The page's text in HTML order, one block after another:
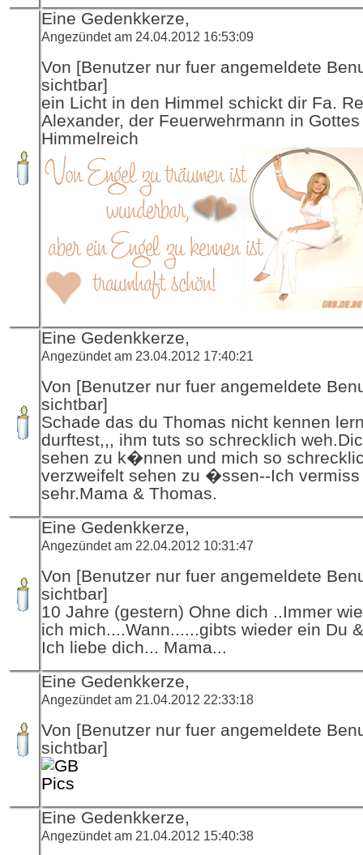
Eine Gedenkkerze,
Angezündet am 24.04.2012 16:53:09
Von [Benutzer nur fuer angemeldete
sichtbar]
ein Licht in den Himmel schickt dir Fa.
Alexander, der Feuerwehrmann in Gottes
Himmelreich
Eine Gedenkkerze,
Angezündet am 23.04.2012 17:40:21
Von [Benutzer nur fuer angemeldete
sichtbar]
Schade das du Thomas nicht kennen
durftest,,, ihm tuts so schrecklich
sehen zu k�nnen und mich so
verzweifelt sehen zu �ssen--Ich
sehr.Mama & Thomas.
Eine Gedenkkerze,
Angezündet am 22.04.2012 10:31:47
Von [Benutzer nur fuer angemeldete
sichtbar]
10 Jahre (gestern) Ohne dich ..Immer
ich mich....Wann......gibts wieder ein Du
Ich liebe dich... Mama...
Eine Gedenkkerze,
Angezündet am 21.04.2012 22:33:18
Von [Benutzer nur fuer angemeldete
sichtbar]
Eine Gedenkkerze,
Angezündet am 21.04.2012 15:40:38